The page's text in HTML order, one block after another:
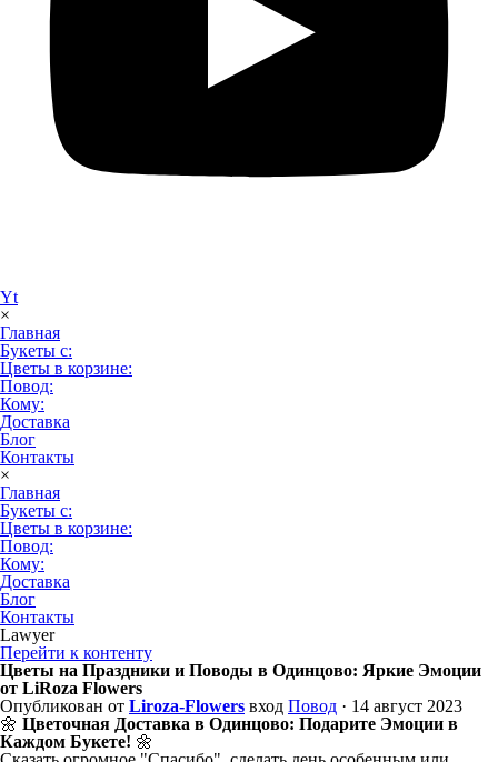
Yt
×
Главная
Букеты с:
Цветы в корзине:
Повод:
Кому:
Доставка
Блог
Контакты
×
Главная
Букеты с:
Цветы в корзине:
Повод:
Кому:
Доставка
Блог
Контакты
Lawyer
Перейти к контенту
Цветы на Праздники и Поводы в Одинцово: Яркие Эмоции
от LiRoza Flowers
Опубликован от Liroza-Flowers вход Повод · 14 август 2023
🌼 Цветочная Доставка в Одинцово: Подарите Эмоции в
Каждом Букете! 🌼